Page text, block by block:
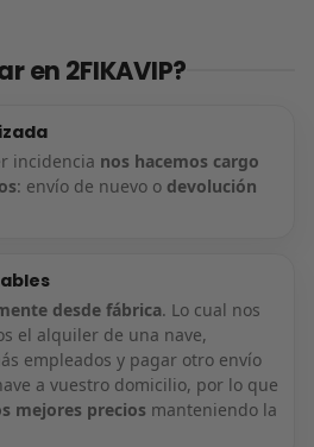
en 2FIKAVIP?
incidencia nos hacemos cargo
: envío de nuevo o devolución
desde fábrica. Lo cual nos
el alquiler de una nave,
empleados y pagar otro envío
a vuestro domicilio, por lo que
mejores precios manteniendo la